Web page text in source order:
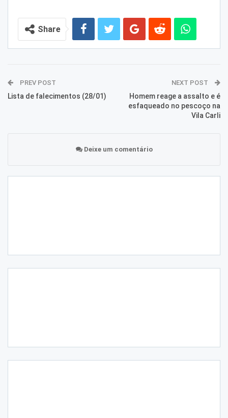
Share
PREV POST
Lista de falecimentos (28/01)
NEXT POST
Homem reage a assalto e é
esfaqueado no pescoço na
Vila Carli
Deixe um comentário